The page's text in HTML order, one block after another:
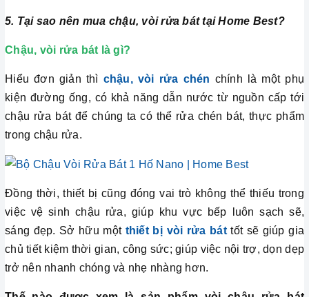
5. Tại sao nên mua chậu, vòi rửa bát tại Home Best?
Chậu, vòi rửa bát là gì?
Hiểu đơn giản thì chậu, vòi rửa chén chính là một phụ
kiện đường ống, có khả năng dẫn nước từ nguồn cấp tới
chậu rửa bát để chúng ta có thể rửa chén bát, thực phẩm
trong chậu rửa.
Đồng thời, thiết bị cũng đóng vai trò không thể thiếu trong
việc vệ sinh chậu rửa, giúp khu vực bếp luôn sạch sẽ,
sáng đẹp. Sở hữu một thiết bị vòi rửa báttốt sẽ giúp gia
chủ tiết kiệm thời gian, công sức; giúp việc nội trợ, dọn dẹp
trở nên nhanh chóng và nhẹ nhàng hơn.